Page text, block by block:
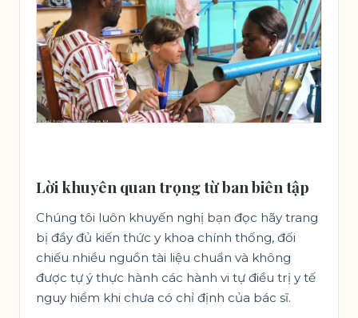
Lời khuyên quan trọng từ ban biên tập
Chúng tôi luôn khuyến nghị bạn đọc hãy trang
bị đầy đủ kiến thức y khoa chính thống, đối
chiếu nhiều nguồn tài liệu chuẩn và không
được tự ý thực hành các hành vi tự điều trị y tế
nguy hiểm khi chưa có chỉ định của bác sĩ.